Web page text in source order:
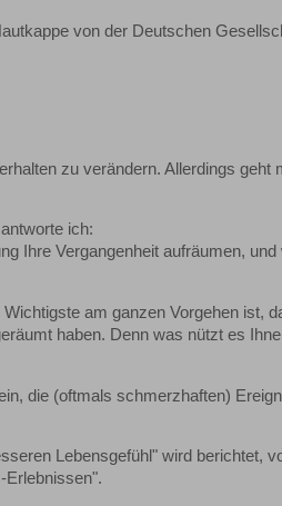
von der Deutschen
zu verändern. Allerdings geht
ich:
Ihre Vergangenheit aufräumen, und
am ganzen Vorgehen ist,
haben. Denn was nützt es
die (oftmals schmerzhaften)
Lebensgefühl" wird berichtet,
Erlebnissen".